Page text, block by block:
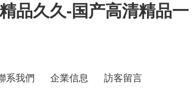
品久久-国产高清精品一
系我們 企業信息 訪客留言